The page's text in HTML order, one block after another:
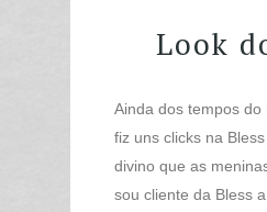
Look
Ainda dos tempos do
fiz uns clicks na
divino que as
sou cliente da Bless